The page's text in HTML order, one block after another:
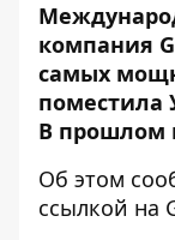
компания
самых
поместила
В прошлом
Об этом
ссылкой на